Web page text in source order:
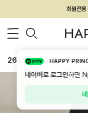
회원전
26SS 신상 BEST
HAPPY
네이버로 로그인하면